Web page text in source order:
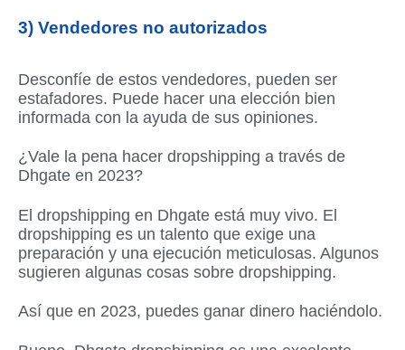
3) Vendedores no autorizados
Desconfíe de estos vendedores, pueden ser
estafadores. Puede hacer una elección bien
informada con la ayuda de sus opiniones.
¿Vale la pena hacer dropshipping a través de
Dhgate en 2023?
El dropshipping en Dhgate está muy vivo. El
dropshipping es un talento que exige una
preparación y una ejecución meticulosas. Algunos
sugieren algunas cosas sobre dropshipping.
Así que en 2023, puedes ganar dinero haciéndolo.